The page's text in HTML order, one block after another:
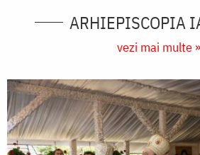
ARHIEPISCOPIA
vezi mai multe »